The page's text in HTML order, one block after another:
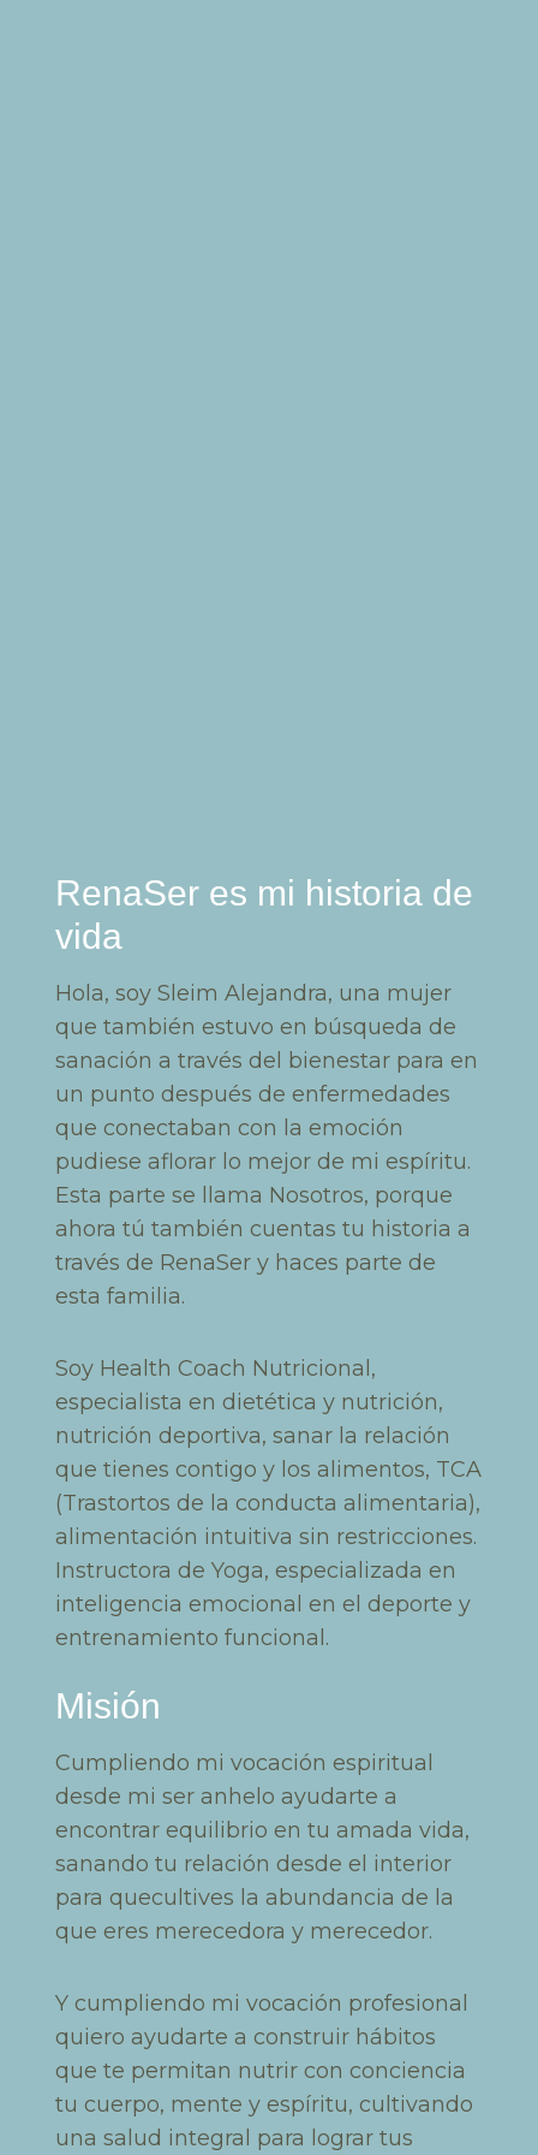
RenaSer es mi historia de
vida
Hola, soy Sleim Alejandra, una mujer
que también estuvo en búsqueda de
sanación a través del bienestar para en
un punto después de enfermedades
que conectaban con la emoción
pudiese aflorar lo mejor de mi espíritu.
Esta parte se llama Nosotros, porque
ahora tú también cuentas tu historia a
través de RenaSer y haces parte de
esta familia.
Soy Health Coach Nutricional,
especialista en dietética y nutrición,
nutrición deportiva, sanar la relación
que tienes contigo y los alimentos, TCA
(Trastortos de la conducta alimentaria),
alimentación intuitiva sin restricciones.
Instructora de Yoga, especializada en
inteligencia emocional en el deporte y
entrenamiento funcional.
Misión
Cumpliendo mi vocación espiritual
desde mi ser anhelo ayudarte a
encontrar equilibrio en tu amada vida,
sanando tu relación desde el interior
para quecultives la abundancia de la
que eres merecedora y merecedor.
Y cumpliendo mi vocación profesional
quiero ayudarte a construir hábitos
que te permitan nutrir con conciencia
tu cuerpo, mente y espíritu, cultivando
una salud integral para lograr tus